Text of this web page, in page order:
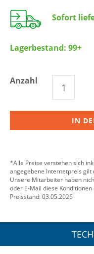
Sofort
Lagerbestand: 99+
Anzahl
IN
*Alle Preise verstehen sich
angegebene Internetpreis gilt
Unsere Mitarbeiter haben
oder E-Mail diese
Preisstand: 03.05.2026